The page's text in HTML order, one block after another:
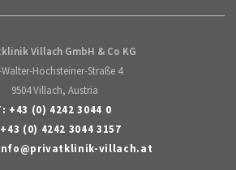
Villach GmbH & Co KG
Walter-Hochsteiner-Straße 4
9504 Villach, Austria
+43 (0) 4242 3044 0
(0) 4242 3044 3157
@privatklinik-villach.at